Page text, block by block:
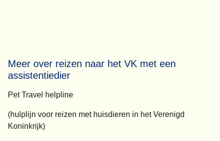
Meer over reizen naar het VK met een
assistentiedier
Pet Travel helpline
(hulplijn voor reizen met huisdieren in het Verenigd
Koninkrijk)